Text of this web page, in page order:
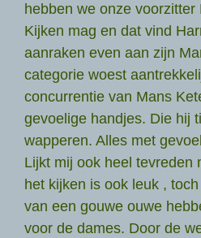
hebben we onze
Kijken mag en dat vind
aanraken even aan zijn
categorie woest
concurrentie van Mans
gevoelige handjes. Die hij
wapperen. Alles met
Lijkt mij ook heel tevreden
het kijken is ook leuk ,
van een gouwe ouwe
voor de dames. Door de